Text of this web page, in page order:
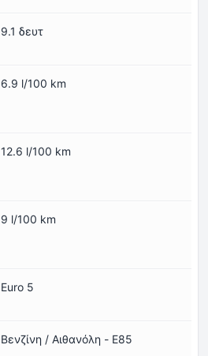
9.1 δευτ
6.9 l/100 km
12.6 l/100 km
9 l/100 km
Euro 5
Βενζίνη / Αιθανόλη - E85